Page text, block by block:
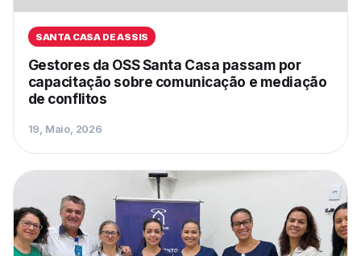
SANTA CASA DE ASSIS
Gestores da OSS Santa Casa passam por
capacitação sobre comunicação e mediação
de conflitos
19, Maio, 2026